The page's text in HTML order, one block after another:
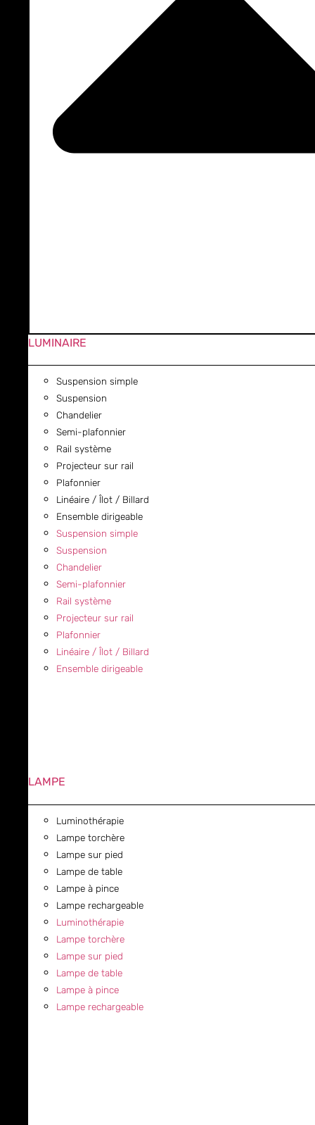
LUMINAIRE
Suspension simple
Suspension
Chandelier
Semi-plafonnier
Rail système
Projecteur sur rail
Plafonnier
Linéaire / Îlot / Billard
Ensemble dirigeable
Suspension simple
Suspension
Chandelier
Semi-plafonnier
Rail système
Projecteur sur rail
Plafonnier
Linéaire / Îlot / Billard
Ensemble dirigeable
LAMPE
Luminothérapie
Lampe torchère
Lampe sur pied
Lampe de table
Lampe à pince
Lampe rechargeable
Luminothérapie
Lampe torchère
Lampe sur pied
Lampe de table
Lampe à pince
Lampe rechargeable